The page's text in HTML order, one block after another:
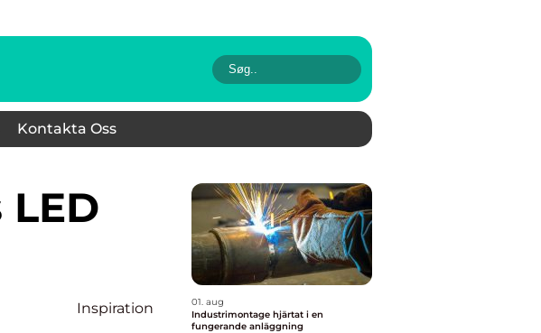
Kontakta Oss
Inspiration
01. aug
Industrimontage hjärtat i en
fungerande anläggning